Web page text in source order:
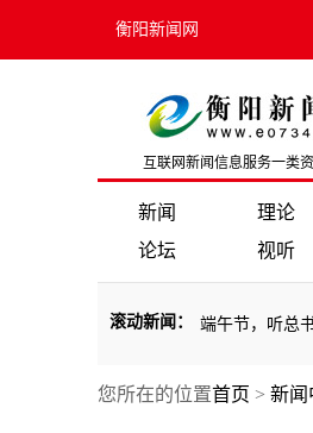
衡阳新闻网
互联网新闻信息服务一类
新闻 理论
论坛
视听
滚动新闻 ：
天天学习丨端午节，听总书记讲
天天学习丨端午节，听总书记讲
您所在的位置首页 > 新闻